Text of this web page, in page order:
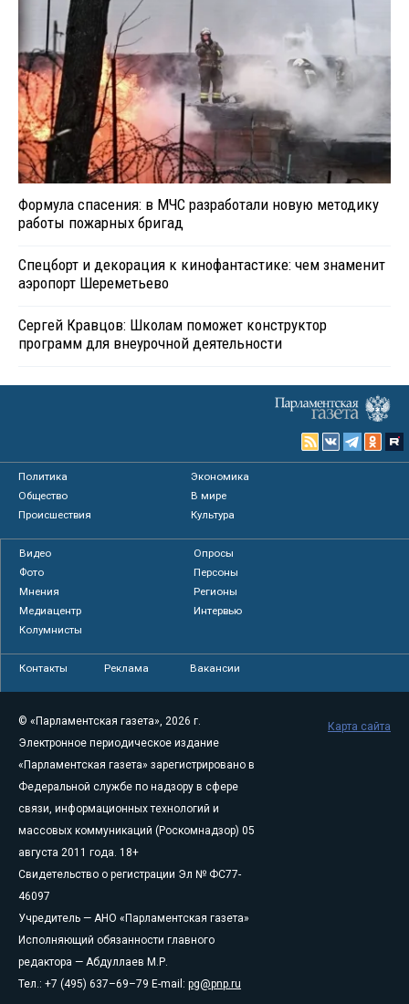
Формула спасения: в МЧС разработали новую методику
работы пожарных бригад
Спецборт и декорация к кинофантастике: чем знаменит
аэропорт Шереметьево
Сергей Кравцов: Школам поможет конструктор
программ для внеурочной деятельности
Политика
Экономика
Общество
В мире
Происшествия
Культура
Видео
Опросы
Фото
Персоны
Мнения
Регионы
Медиацентр
Интервью
Колумнисты
Контакты Реклама Вакансии
© «Парламентская газета», 2026 г.
Электронное периодическое издание
«Парламентская газета» зарегистрировано в
Федеральной службе по надзору в сфере
связи, информационных технологий и
массовых коммуникаций (Роскомнадзор) 05
августа 2011 года. 18+
Свидетельство о регистрации Эл № ФС77-
46097
Учредитель — АНО «Парламентская газета»
Исполняющий обязанности главного
редактора — Абдуллаев М.Р.
Тел.: +7 (495) 637–69–79 E-mail: pg@pnp.ru
Карта сайта